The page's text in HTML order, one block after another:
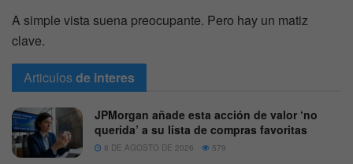
A simple vista suena preocupante. Pero hay un matiz
clave.
Articulosde interes
JPMorgan añade esta acción de valor ‘no
querida’ a su lista de compras favoritas
8 DE AGOSTO DE 2026 579